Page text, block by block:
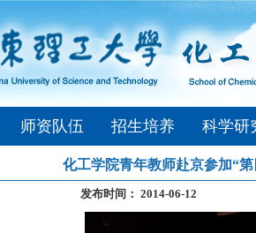
师资队伍 招生培养 科学研
化工学院青年教师赴京参加“
发布时间：2014-06-12